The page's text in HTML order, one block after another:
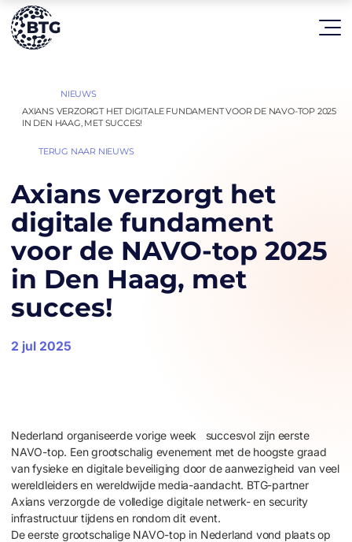
TERUG NAAR NIEUWS
NIEUWS
AXIANS VERZORGT HET DIGITALE FUNDAMENT VOOR DE NAVO-TOP 2025
IN DEN HAAG, MET SUCCES!
Axians verzorgt het
digitale fundament
voor de NAVO-top 2025
in Den Haag, met
succes!
2 jul 2025
Nederland organiseerde vorige week succesvol zijn eerste
NAVO-top. Een grootschalig evenement met de hoogste graad
van fysieke en digitale beveiliging door de aanwezigheid van veel
wereldleiders en wereldwijde media-aandacht. BTG-partner
Axians verzorgde de volledige digitale netwerk- en security
infrastructuur tijdens en rondom dit event.
De eerste grootschalige NAVO-top in Nederland vond plaats op